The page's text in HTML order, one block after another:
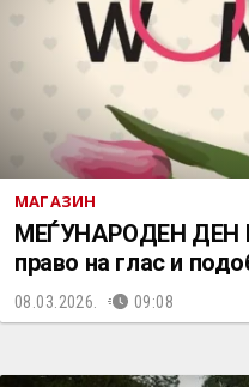
МАГАЗИН
МЕЃУНАРОДЕН ДЕН
право на глас и
08.03.2026. 09:08